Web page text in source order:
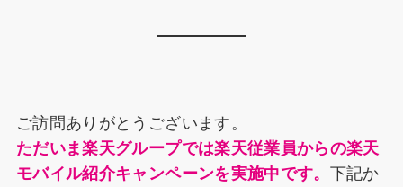
o
o
k
s
n
y
ご訪問ありがとうございます。
ただいま楽天グループでは楽天従業員からの楽天
モバイル紹介キャンペーンを実施中です。 下記か